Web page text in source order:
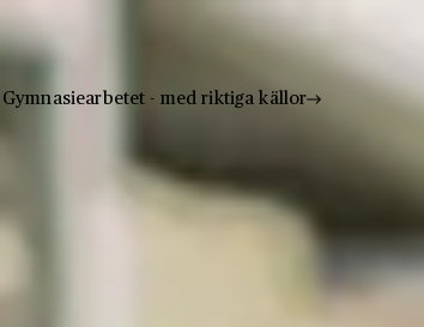
Gymnasiearbetet - med riktiga källor